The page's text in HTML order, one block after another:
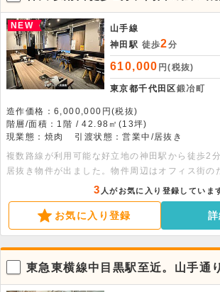
物件が出ました！
NEW
山手線
神田駅 徒歩2分
610,000 円(税抜)
東京都千代田区鍛冶町
造作価格：6,000,000円(税抜)
階層/面積：1階 / 42.98㎡(13坪)
現業態：焼肉
引渡状態：営業中/居抜き
複数路線が利用可能な好立地の神田駅から徒歩2
居抜き物件が出ました。物件周辺はオフィス街の
りが多く、ランチ・ディナー問わず集客が見込め
1階路面で間口が広いため、視認性も良好です。
蔵庫・冷蔵ショーケース・冷蔵コールドテーブル
ップ等、飲食店開業に必要な設備が一式揃った状
ます。客席ダクトも残っておりますので、同業態
も可能です。人気のエリアで多くの問い合わせが
早めにお問い合わせください。
3 人がお気に入り登録していま
お気に入り登録
東急東横線中目黒駅至近。山手通
抜き物件が出ました。